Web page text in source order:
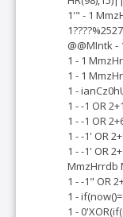
1'" - 1
@@MIntk
1 - 1
1 - 1
1 -
1 - -1 OR
1 - -1 OR
1 - -1' OR
1 - -1' OR
MmzHrrdb
1 - -1" OR
1 -
1 -